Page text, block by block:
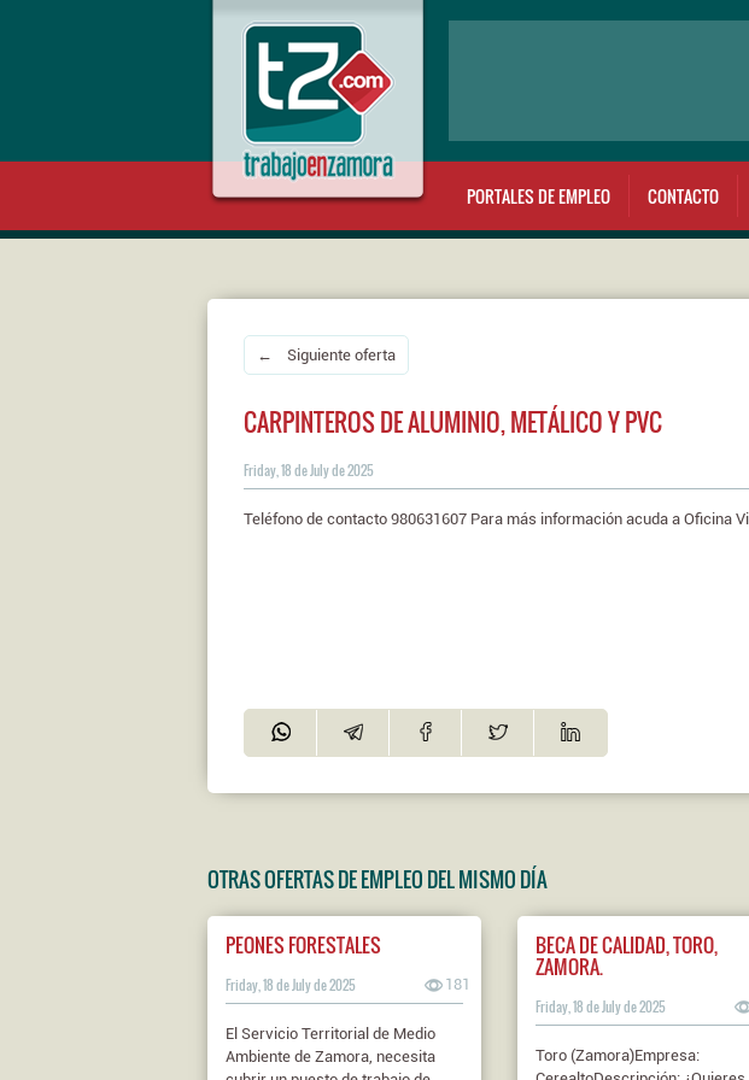
PORTALES DE EMPLEO CONTACTO
← Siguiente oferta
CARPINTEROS DE ALUMINIO, METÁLICO Y PVC
Friday, 18 de July de 2025
Teléfono de contacto 980631607 Para más información acuda a Oficina
OTRAS OFERTAS DE EMPLEO DEL MISMO DÍA
PEONES FORESTALES
Friday, 18 de July de 2025 181
El Servicio Territorial de Medio
Ambiente de Zamora, necesita
BECA DE CALIDAD, TORO,
ZAMORA.
Friday, 18 de July de 2025
Toro (Zamora)Empresa: